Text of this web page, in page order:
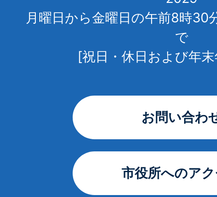
月曜日から金曜日の午前8時30
で
[祝日・休日および年
お問い合わ
市役所へのア